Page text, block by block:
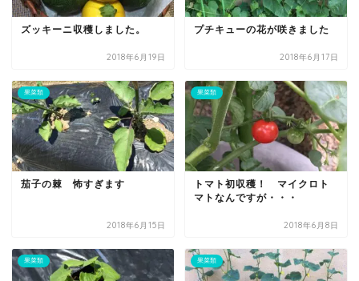
ズッキーニ収穫しました。
2018年6月19日
プチキューの花が咲きました
2018年6月17日
果菜類
茄子の棘 怖すぎます
2018年6月15日
果菜類
トマト初収穫！ マイクロト
マトなんですが・・・
2018年6月8日
果菜類 果菜類